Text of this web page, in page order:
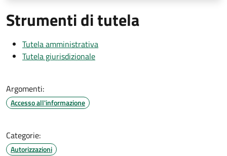
Strumenti di tutela
Tutela amministrativa
Tutela giurisdizionale
Argomenti:
Accesso all'informazione
Categorie:
Autorizzazioni